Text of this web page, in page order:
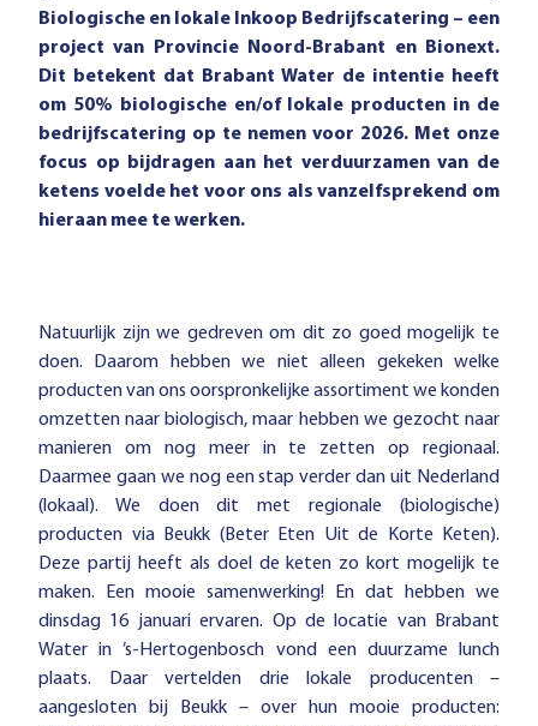
Biologische en lokale Inkoop Bedrijfscatering – een
project van Provincie Noord-Brabant en Bionext.
Dit betekent dat Brabant Water de intentie heeft
om 50% biologische en/of lokale producten in de
bedrijfscatering op te nemen voor 2026. Met onze
focus op bijdragen aan het verduurzamen van de
ketens voelde het voor ons als vanzelfsprekend om
hieraan mee te werken.
Natuurlijk zijn we gedreven om dit zo goed mogelijk te
doen. Daarom hebben we niet alleen gekeken welke
producten van ons oorspronkelijke assortiment we konden
omzetten naar biologisch, maar hebben we gezocht naar
manieren om nog meer in te zetten op regionaal.
Daarmee gaan we nog een stap verder dan uit Nederland
(lokaal). We doen dit met regionale (biologische)
producten via Beukk (Beter Eten Uit de Korte Keten).
Deze partij heeft als doel de keten zo kort mogelijk te
maken. Een mooie samenwerking! En dat hebben we
dinsdag 16 januari ervaren. Op de locatie van Brabant
Water in ’s-Hertogenbosch vond een duurzame lunch
plaats. Daar vertelden drie lokale producenten –
aangesloten bij Beukk – over hun mooie producten: